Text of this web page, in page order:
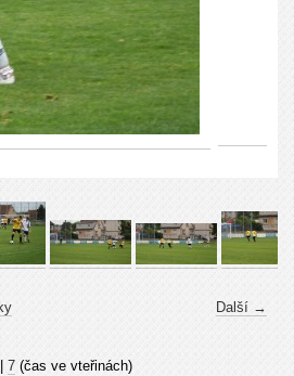
Další →
7(čas ve vteřinách)